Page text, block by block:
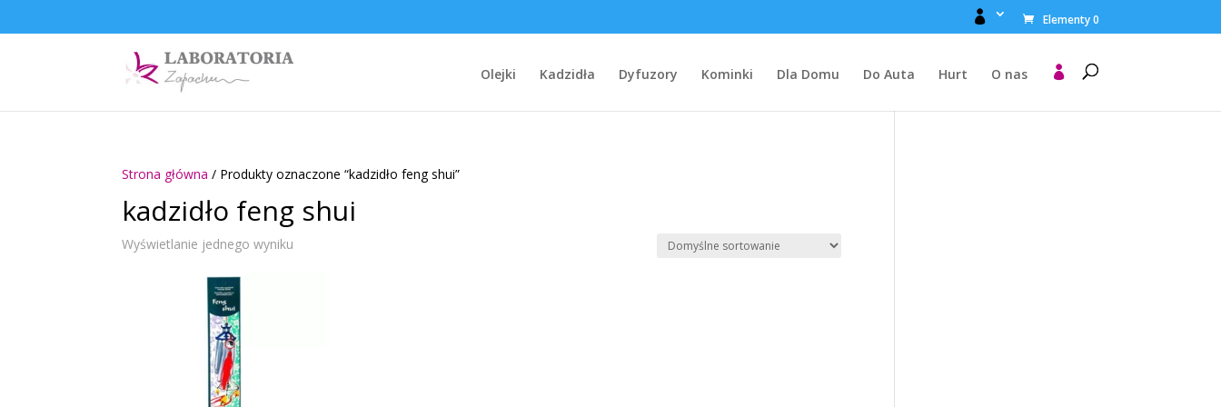
 Elementy 0
Olejki Kadzidła Dyfuzory Kominki Dla Domu Do Auta Hurt O nas 
Strona główna / Produkty oznaczone “kadzidło feng shui”
kadzidło feng shui
Wyświetlanie jednego wyniku